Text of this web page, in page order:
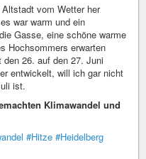
vom Wetter her
war warm und ein
Gasse, eine schöne warme
Hochsommers erwarten
26. auf den 27. Juni
entwickelt, will ich gar nicht
ist.
Klimawandel und
#Hitze #Heidelberg